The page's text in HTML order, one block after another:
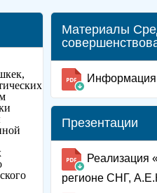
Материалы
Информация
Презентации
Реализация
регионе СНГ,